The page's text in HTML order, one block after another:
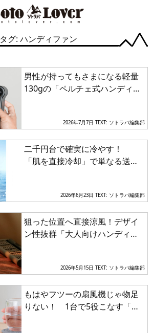
タグ: ハンディファン
男性が持ってもさまになる軽量
130gの「ペルチェ式ハンディフ
2026年7月7日 TEXT: ソトラバ編集部
二千円台で確実に冷やす！
「肌を直接冷却」で単なる送風
2026年6月23日 TEXT: ソトラバ編集部
狙った位置へ直接涼風！デザイ
ン性抜群「大人向けハンディフ
2026年5月15日 TEXT: ソトラバ編集部
もはやフツーの扇風機じゃ物足
りない！ 1台で5役こなす「ハ